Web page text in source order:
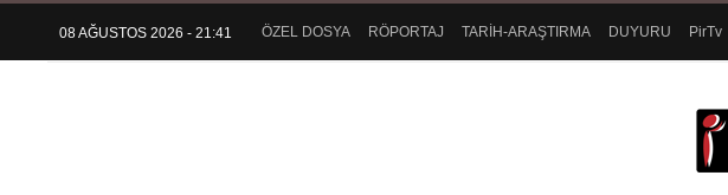
08 AĞUSTOS 2026 - 21:41 ÖZEL DOSYA RÖPORTAJ TARİH-ARAŞTIRMA DUYURU PirTv